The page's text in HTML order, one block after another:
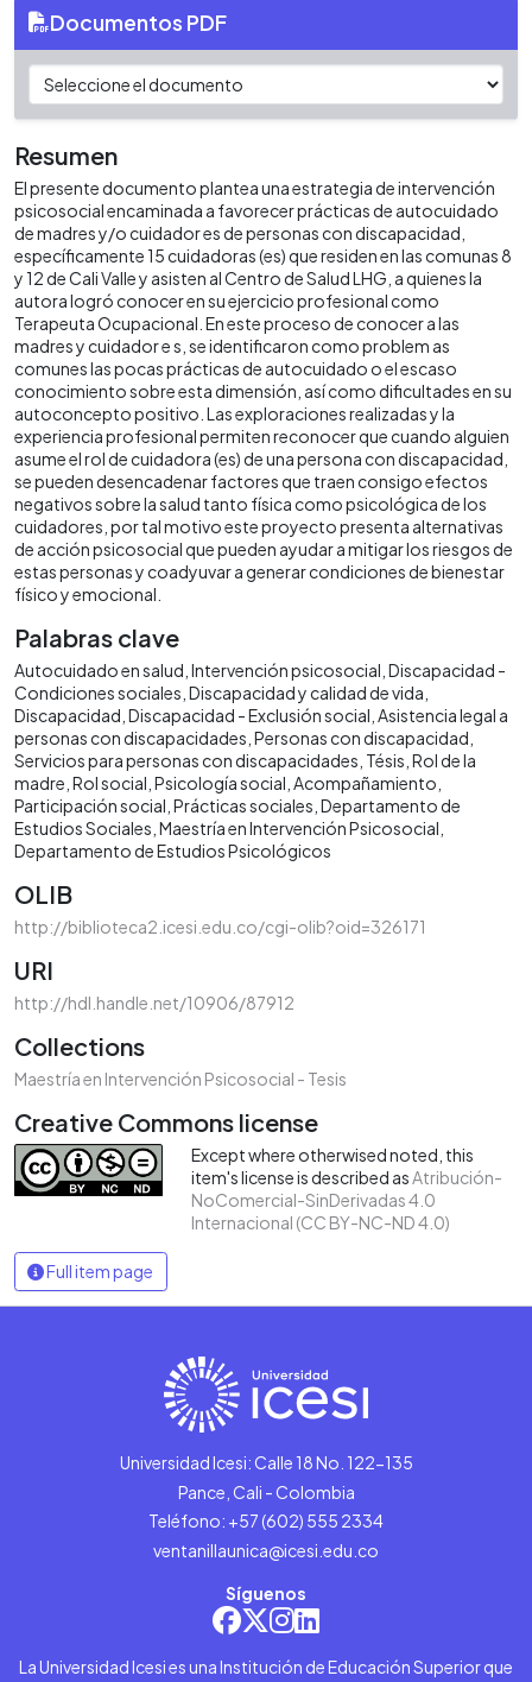
Documentos PDF
Resumen
El presente documento plantea una estrategia de intervención
psicosocial encaminada a favorecer prácticas de autocuidado
de madres y/o cuidador es de personas con discapacidad,
específicamente 15 cuidadoras (es) que residen en las comunas 8
y 12 de Cali Valle y asisten al Centro de Salud LHG, a quienes la
autora logró conocer en su ejercicio profesional como
Terapeuta Ocupacional. En este proceso de conocer a las
madres y cuidador e s, se identificaron como problem as
comunes las pocas prácticas de autocuidado o el escaso
conocimiento sobre esta dimensión, así como dificultades en su
autoconcepto positivo. Las exploraciones realizadas y la
experiencia profesional permiten reconocer que cuando alguien
asume el rol de cuidadora (es) de una persona con discapacidad,
se pueden desencadenar factores que traen consigo efectos
negativos sobre la salud tanto física como psicológica de los
cuidadores, por tal motivo este proyecto presenta alternativas
de acción psicosocial que pueden ayudar a mitigar los riesgos de
estas personas y coadyuvar a generar condiciones de bienestar
físico y emocional.
Palabras clave
Autocuidado en salud Intervención psicosocial Discapacidad -
Condiciones sociales Discapacidad y calidad de vida
Discapacidad Discapacidad - Exclusión social Asistencia legal a
personas con discapacidades Personas con discapacidad
Servicios para personas con discapacidades Tésis Rol de la
madre Rol social Psicología social Acompañamiento
Participación social Prácticas sociales Departamento de
Estudios Sociales Maestría en Intervención Psicosocial
Departamento de Estudios Psicológicos
OLIB
http://biblioteca2.icesi.edu.co/cgi-olib?oid=326171
URI
http://hdl.handle.net/10906/87912
Collections
Maestría en Intervención Psicosocial - Tesis
Creative Commons license
Except where otherwised noted, this
item's license is described asAtribución-
NoComercial-SinDerivadas 4.0
Internacional (CC BY-NC-ND 4.0)
Full item page
Universidad Icesi: Calle 18 No. 122-135
Pance, Cali - Colombia
Teléfono: +57 (602) 555 2334
ventanillaunica@icesi.edu.co
Síguenos
La Universidad Icesi es una Institución de Educación Superior que